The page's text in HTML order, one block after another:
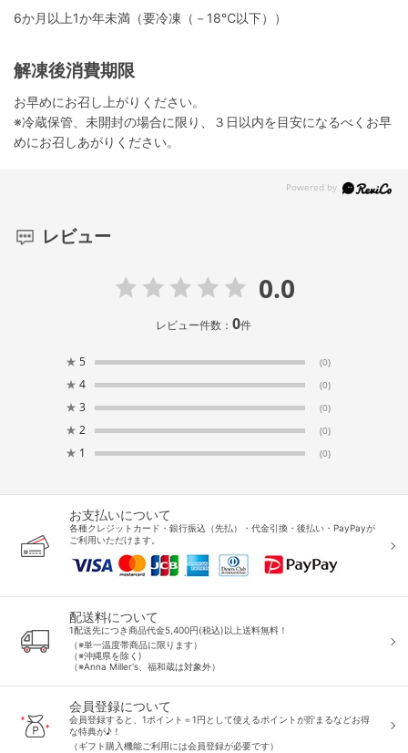
6か月以上1か年未満（要冷凍（－18℃以下））
解凍後消費期限
お早めにお召し上がりください。
※冷蔵保管、未開封の場合に限り、３日以内を目安になるべくお早
めにお召しあがりください。
レビュー
0.0
レビュー件数：0件
★ 5 (0)
★ 4 (0)
★ 3 (0)
★ 2 (0)
★ 1 (0)
お支払いについて
各種クレジットカード・銀行振込（先払）・代金引換・後払い・PayPayが
ご利用いただけます。
配送料について
1配送先につき商品代金5,400円(税込)以上送料無料！
（※単一温度帯商品に限ります）
（※沖縄県を除く)
（※Anna Miller's、福和蔵は対象外）
会員登録について
会員登録すると、1ポイント＝1円として使えるポイントが貯まるなどお得
な特典が♪！
（ギフト購入機能ご利用には会員登録が必要です）